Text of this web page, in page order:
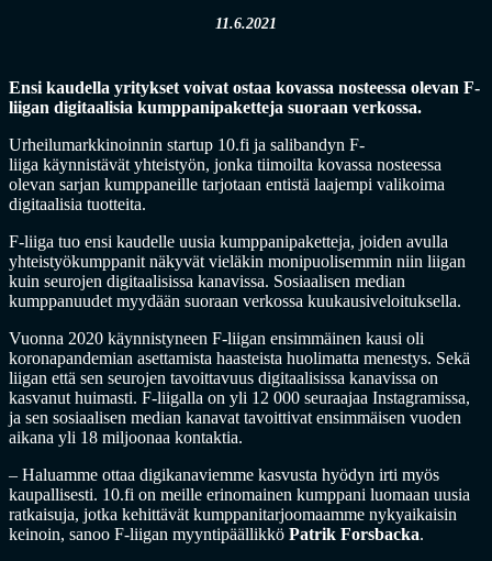
11.6.2021
Ensi kaudella yritykset voivat ostaa kovassa nosteessa olevan F-
liigan digitaalisia kumppanipaketteja suoraan verkossa.
Urheilumarkkinoinnin startup 10.fi ja salibandyn F-
liiga käynnistävät yhteistyön, jonka tiimoilta kovassa nosteessa
olevan sarjan kumppaneille tarjotaan entistä laajempi valikoima
digitaalisia tuotteita.
F-liiga tuo ensi kaudelle uusia kumppanipaketteja, joiden avulla
yhteistyökumppanit näkyvät vieläkin monipuolisemmin niin liigan
kuin seurojen digitaalisissa kanavissa. Sosiaalisen median
kumppanuudet myydään suoraan verkossa kuukausiveloituksella.
Vuonna 2020 käynnistyneen F-liigan ensimmäinen kausi oli
koronapandemian asettamista haasteista huolimatta menestys. Sekä
liigan että sen seurojen tavoittavuus digitaalisissa kanavissa on
kasvanut huimasti. F-liigalla on yli 12 000 seuraajaa Instagramissa,
ja sen sosiaalisen median kanavat tavoittivat ensimmäisen vuoden
aikana yli 18 miljoonaa kontaktia.
– Haluamme ottaa digikanaviemme kasvusta hyödyn irti myös
kaupallisesti. 10.fi on meille erinomainen kumppani luomaan uusia
ratkaisuja, jotka kehittävät kumppanitarjoomaamme nykyaikaisin
keinoin, sanoo F-liigan myyntipäällikkö Patrik Forsbacka.